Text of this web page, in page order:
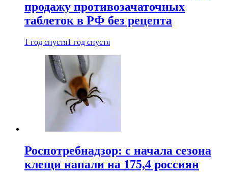
продажу противозачаточных
таблеток в РФ без рецепта
1 год спустя1 год спустя
Роспотребнадзор: с начала сезона
клещи напали на 175,4 россиян